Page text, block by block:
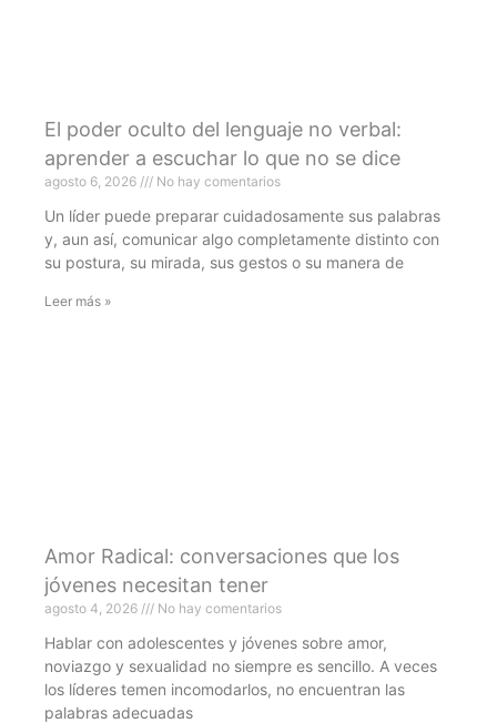
El poder oculto del lenguaje no verbal:
aprender a escuchar lo que no se dice
agosto 6, 2026 No hay comentarios
Un líder puede preparar cuidadosamente sus palabras
y, aun así, comunicar algo completamente distinto con
su postura, su mirada, sus gestos o su manera de
Leer más »
Amor Radical: conversaciones que los
jóvenes necesitan tener
agosto 4, 2026 No hay comentarios
Hablar con adolescentes y jóvenes sobre amor,
noviazgo y sexualidad no siempre es sencillo. A veces
los líderes temen incomodarlos, no encuentran las
palabras adecuadas